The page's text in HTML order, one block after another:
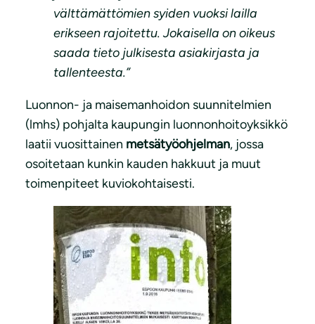
välttämättömien syiden vuoksi lailla
erikseen rajoitettu. Jokaisella on oikeus
saada tieto julkisesta asiakirjasta ja
tallenteesta.”
Luonnon- ja maisemanhoidon suunnitelmien
(lmhs) pohjalta kaupungin luonnonhoitoyksikkö
laatii vuosittainen metsätyöohjelman, jossa
osoitetaan kunkin kauden hakkuut ja muut
toimenpiteet kuviokohtaisesti.